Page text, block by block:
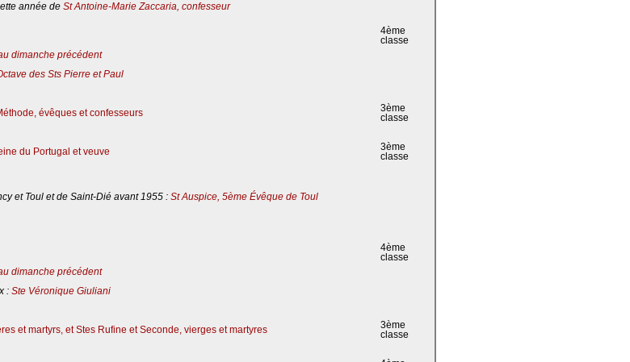
année de St Antoine-Marie Zaccaria, confesseur
4ème
classe
dimanche précédent
des Sts Pierre et Paul
évêques et confesseurs
3ème
classe
du Portugal et veuve
3ème
classe
et Toul et de Saint-Dié avant 1955 : St Auspice, 5ème Évêque de Toul
4ème
classe
dimanche précédent
: Ste Véronique Giuliani
et martyrs, et Stes Rufine et Seconde, vierges et martyres
3ème
classe